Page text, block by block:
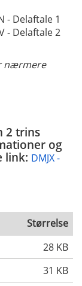
- Delaftale 1
- Delaftale 2
nærmere
2 trins
og
link: DMJX -
Størrelse
28 KB
31 KB